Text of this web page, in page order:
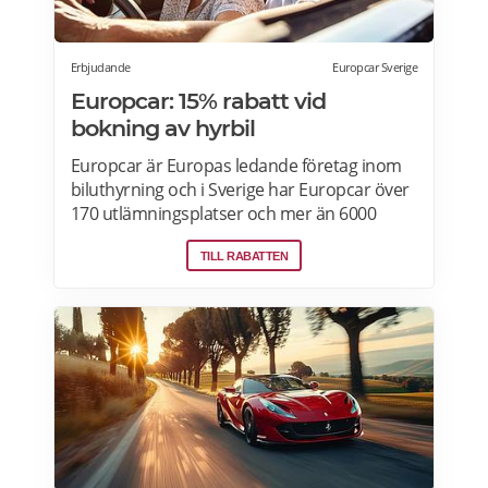
Erbjudande Europcar Sverige
Europcar: 15% rabatt vid
bokning av hyrbil
Europcar är Europas ledande företag inom
biluthyrning och i Sverige har Europcar över
170 utlämningsplatser och mer än 6000
bilar. Ta del av våra aktuella erbjudanden
och läs mer om pensionärsrabatter hos
TILL RABATTEN